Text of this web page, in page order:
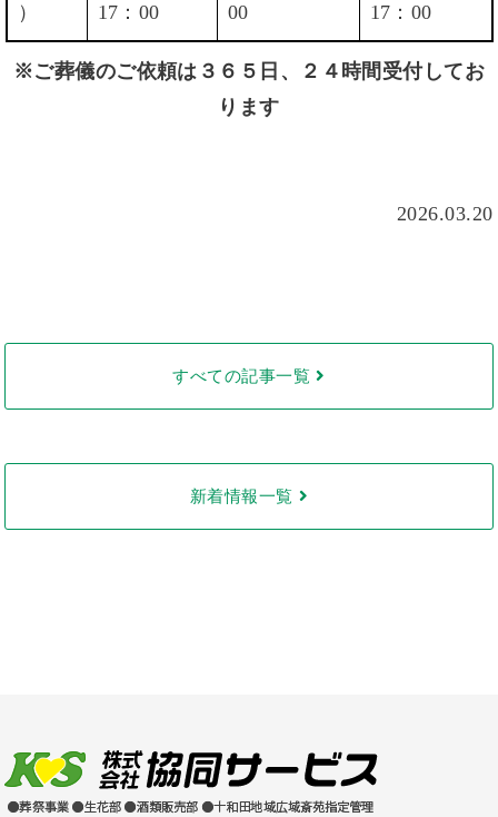
）
17：00
00
17：00
※ご葬儀のご依頼は３６５日、２４時間受付してお
ります
2026.03.20
すべての記事一覧
新着情報一覧